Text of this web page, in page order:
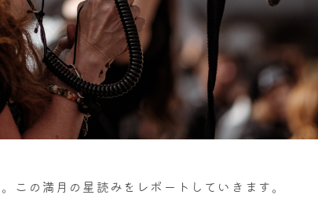
の満月の星読みをレポートしていきます。